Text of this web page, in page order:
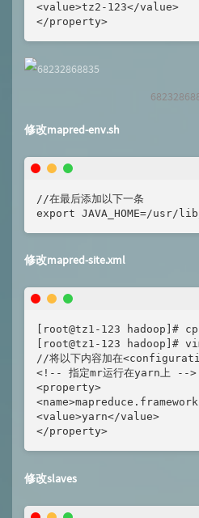
<value>tz2-123</value>
</property>
修改mapred-env.sh
//在最后添加以下一条
export JAVA_HOME=/usr/
修改mapred-site.xml
[root@tz1-123 hadoop]#
[root@tz1-123 hadoop]#
//将以下内容加在
<!-- 指定mr运行在yarn上 -->
<property>
<value>yarn</value>
</property>
修改slaves